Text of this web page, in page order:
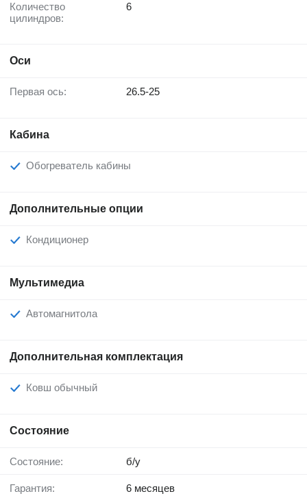
Количество
цилиндров:
6
Оси
Первая ось: 26.5-25
Кабина
Обогреватель кабины
Дополнительные опции
Кондиционер
Мультимедиа
Автомагнитола
Дополнительная комплектация
Ковш обычный
Состояние
Состояние: б/у
Гарантия: 6 месяцев